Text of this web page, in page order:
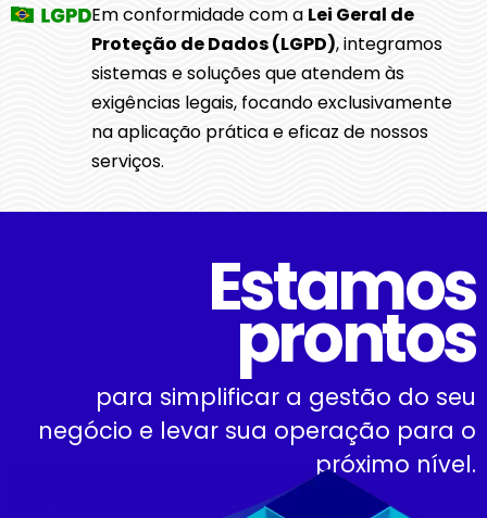
Em conformidade com a Lei Geral de
Proteção de Dados (LGPD), integramos
sistemas e soluções que atendem às
exigências legais, focando exclusivamente
na aplicação prática e eficaz de nossos
serviços.
Estamos
prontos
para simplificar a gestão do seu
negócio e levar sua operação para o
próximo nível.